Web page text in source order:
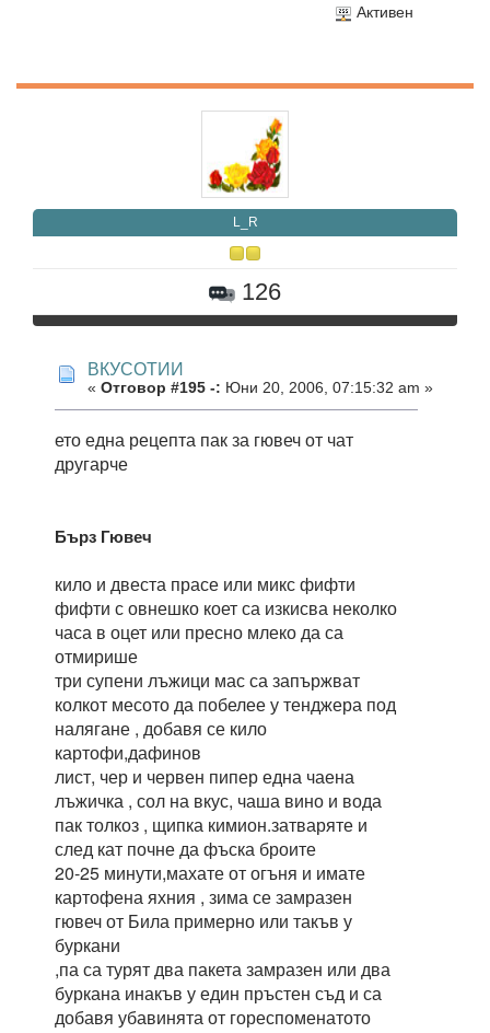
Активен
L_R
126
ВКУСОТИИ
« Отговор #195 -: Юни 20, 2006, 07:15:32 am »
ето една рецепта пак за гювеч от чат
другарче
Бърз Гювеч
кило и двеста прасе или микс фифти
фифти с овнешко коет са изкисва неколко
часа в оцет или пресно млеко да са
отмирише
три супени лъжици мас са запържват
колкот месото да побелее у тенджера под
налягане , добавя се кило
картофи,дафинов
лист, чер и червен пипер една чаена
лъжичка , сол на вкус, чаша вино и вода
пак толкоз , щипка кимион.затваряте и
след кат почне да фъска броите
20-25 минути,махате от огъня и имате
картофена яхния , зима се замразен
гювеч от Била примерно или такъв у
буркани
,па са турят два пакета замразен или два
буркана инакъв у един пръстен съд и са
добавя убавинята от гореспоменатото